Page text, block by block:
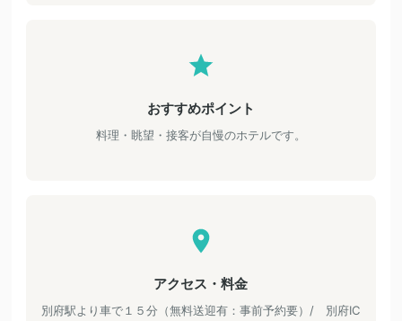
おすすめポイント
料理・眺望・接客が自慢のホテルです。
アクセス・料金
別府駅より車で１５分（無料送迎有：事前予約要）/ 別府IC